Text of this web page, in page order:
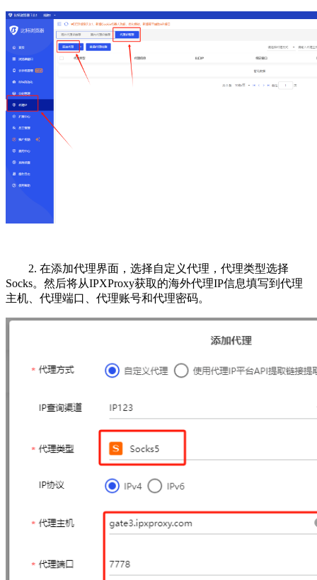
2. 在添加代理界面，选择自定义代理，代理类型选择
Socks。然后将从IPXProxy获取的海外代理IP信息填写到代理
主机、代理端口、代理账号和代理密码。